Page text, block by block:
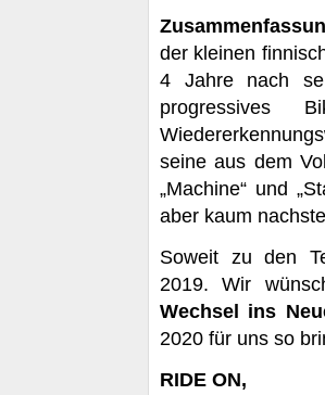
der kleinen
4 Jahre nach
progressives
seine aus dem
„Machine“ und
aber kaum
Soweit zu den
2019. Wir
Wechsel ins
2020 für uns so
RIDE ON,